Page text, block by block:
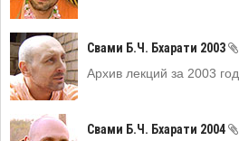
Свами Б.Ч. Бхарати 2003
Архив лекций за 2003 год
Свами Б.Ч. Бхарати 2004